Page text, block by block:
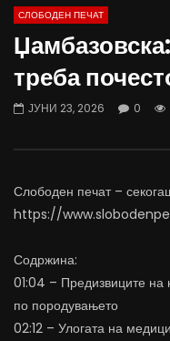
07.08.2026
0
1.4K 15 0
СЛОБОДЕН ПЕЧАТ
треба
ЈУНИ 23, 2026 0
Слободен печат –
https://
Содржина:
01:04 – Предизвиците на
по породувањето
02:12 – Улогата на